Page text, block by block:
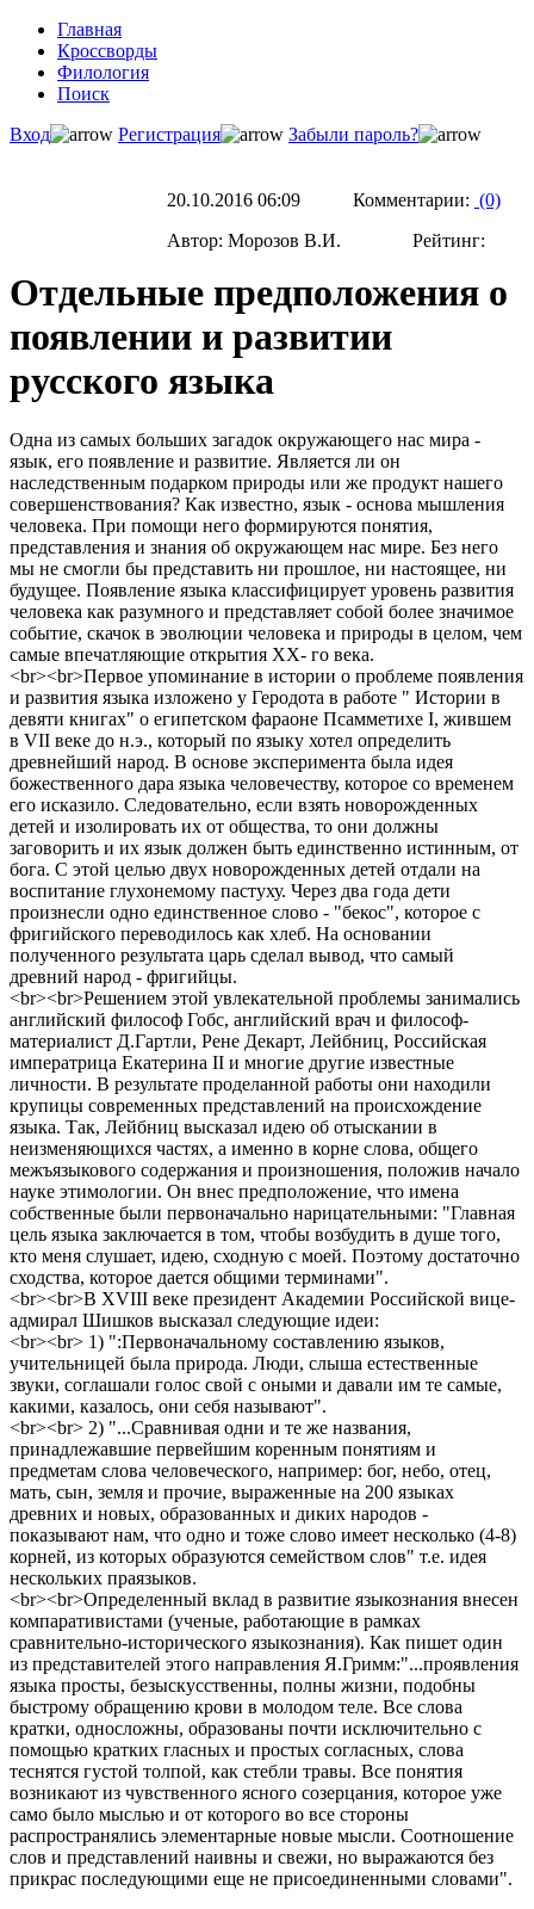
Главная
Кроссворды
Филология
Поиск
Вход
Регистрация Забыли пароль?
20.10.2016 06:09 Комментарии: (0)
Автор: Морозов В.И. Рейтинг:
Отдельные предположения о
появлении и развитии
русского языка
Одна из самых больших загадок окружающего нас мира -
язык, его появление и развитие. Является ли он
наследственным подарком природы или же продукт нашего
совершенствования? Как известно, язык - основа мышления
человека. При помощи него формируются понятия,
представления и знания об окружающем нас мире. Без него
мы не смогли бы представить ни прошлое, ни настоящее, ни
будущее. Появление языка классифицирует уровень развития
человека как разумного и представляет собой более значимое
событие, скачок в эволюции человека и природы в целом, чем
самые впечатляющие открытия XX- го века.
<br><br>Первое упоминание в истории о проблеме появления
и развития языка изложено у Геродота в работе " Истории в
девяти книгах" о египетском фараоне Псамметихе I, жившем
в VII веке до н.э., который по языку хотел определить
древнейший народ. В основе эксперимента была идея
божественного дара языка человечеству, которое со временем
его исказило. Следовательно, если взять новорожденных
детей и изолировать их от общества, то они должны
заговорить и их язык должен быть единственно истинным, от
бога. С этой целью двух новорожденных детей отдали на
воспитание глухонемому пастуху. Через два года дети
произнесли одно единственное слово - "бекос", которое с
фригийского переводилось как хлеб. На основании
полученного результата царь сделал вывод, что самый
древний народ - фригийцы.
<br><br>Решением этой увлекательной проблемы занимались
английский философ Гобс, английский врач и философ-
материалист Д.Гартли, Рене Декарт, Лейбниц, Российская
императрица Екатерина II и многие другие известные
личности. В результате проделанной работы они находили
крупицы современных представлений на происхождение
языка. Так, Лейбниц высказал идею об отыскании в
неизменяющихся частях, а именно в корне слова, общего
межъязыкового содержания и произношения, положив начало
науке этимологии. Он внес предположение, что имена
собственные были первоначально нарицательными: "Главная
цель языка заключается в том, чтобы возбудить в душе того,
кто меня слушает, идею, сходную с моей. Поэтому достаточно
сходства, которое дается общими терминами".
<br><br>В XVIII веке президент Академии Российской вице-
адмирал Шишков высказал следующие идеи:
<br><br> 1) ":Первоначальному составлению языков,
учительницей была природа. Люди, слыша естественные
звуки, соглашали голос свой с оными и давали им те самые,
какими, казалось, они себя называют".
<br><br> 2) "...Сравнивая одни и те же названия,
принадлежавшие первейшим коренным понятиям и
предметам слова человеческого, например: бог, небо, отец,
мать, сын, земля и прочие, выраженные на 200 языках
древних и новых, образованных и диких народов -
показывают нам, что одно и тоже слово имеет несколько (4-8)
корней, из которых образуются семейством слов" т.е. идея
нескольких праязыков.
<br><br>Определенный вклад в развитие языкознания внесен
компаративистами (ученые, работающие в рамках
сравнительно-исторического языкознания). Как пишет один
из представителей этого направления Я.Гримм:"...проявления
языка просты, безыскусственны, полны жизни, подобны
быстрому обращению крови в молодом теле. Все слова
кратки, односложны, образованы почти исключительно с
помощью кратких гласных и простых согласных, слова
теснятся густой толпой, как стебли травы. Все понятия
возникают из чувственного ясного созерцания, которое уже
само было мыслью и от которого во все стороны
распространялись элементарные новые мысли. Соотношение
слов и представлений наивны и свежи, но выражаются без
прикрас последующими еще не присоединенными словами".